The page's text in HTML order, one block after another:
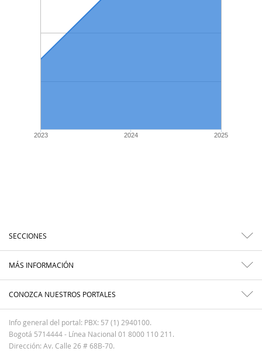
2023 2024 2025
SECCIONES
MÁS INFORMACIÓN
CONOZCA NUESTROS PORTALES
Info general del portal: PBX: 57 (1) 2940100.
Bogotá 5714444 - Línea Nacional 01 8000 110 211.
Dirección: Av. Calle 26 # 68B-70.